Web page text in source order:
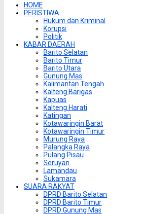
HOME
PERISTIWA
Hukum dan Kriminal
Korupsi
Politik
KABAR DAERAH
Barito Selatan
Barito Timur
Barito Utara
Gunung Mas
Kalimantan Tengah
Kalteng Barigas
Kapuas
Kalteng Harati
Katingan
Kotawaringin Barat
Kotawaringin Timur
Murung Raya
Palangka Raya
Pulang Pisau
Seruyan
Lamandau
Sukamara
SUARA RAKYAT
DPRD Barito Selatan
DPRD Barito Timur
DPRD Gunung Mas